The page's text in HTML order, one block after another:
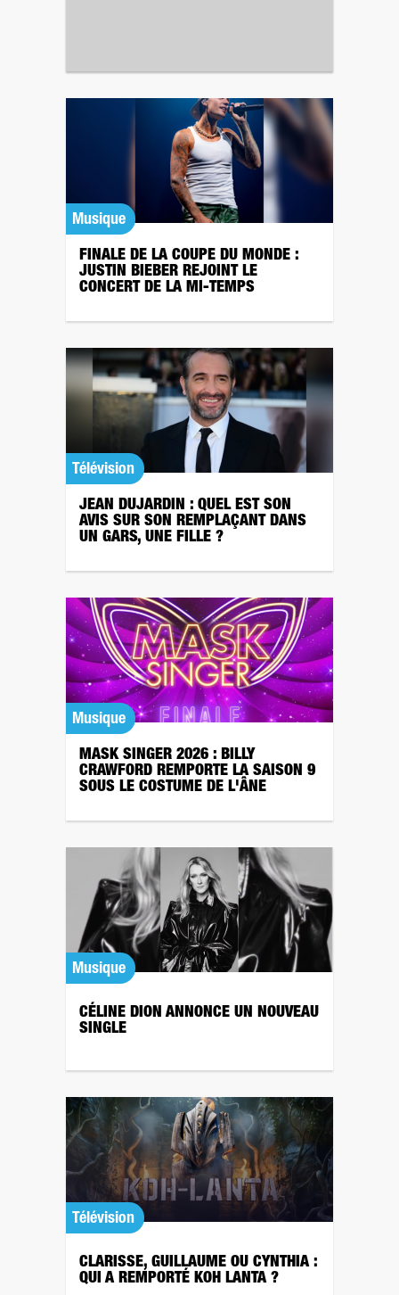
Musique
FINALE DE LA COUPE DU MONDE :
JUSTIN BIEBER REJOINT LE
CONCERT DE LA MI-TEMPS
Télévision
JEAN DUJARDIN : QUEL EST SON
AVIS SUR SON REMPLAÇANT DANS
UN GARS, UNE FILLE ?
Musique
MASK SINGER 2026 : BILLY
CRAWFORD REMPORTE LA SAISON 9
SOUS LE COSTUME DE L'ÂNE
Musique
CÉLINE DION ANNONCE UN NOUVEAU
SINGLE
Télévision
CLARISSE, GUILLAUME OU CYNTHIA :
QUI A REMPORTÉ KOH LANTA ?